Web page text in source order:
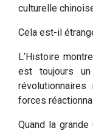
culturelle
Cela est-il
L’Histoire
est toujours
forces
Quand la